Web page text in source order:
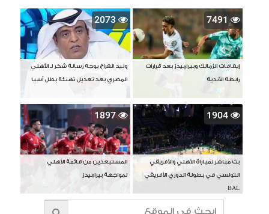
7491
إيقافات الزمالك وبيراميدز بعد قرارات
رابطة الأندية
2073
وليد الفراج يوجه رسالة شكر لـ الأهلي
المصري بعد تعديل تهنئة بطل آسيا
1904
بث مباشر لمباراة الأهلي والأفريقي
التونسي في بطولة الدوري الأفريقي
BAL
1897
المستبعدين من قائمة الأهلي
لمواجهة بيراميدز